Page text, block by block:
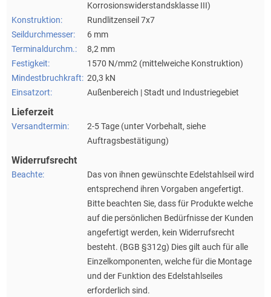
Korrosionswiderstandsklasse III)
Konstruktion:
Rundlitzenseil 7x7
Seildurchmesser:
6 mm
Terminaldurchm.:
8,2 mm
Festigkeit:
1570 N/mm2 (mittelweiche Konstruktion)
Mindestbruchkraft: 20,3 kN
Einsatzort:
Außenbereich | Stadt und Industriegebiet
Lieferzeit
Versandtermin:
2-5 Tage (unter Vorbehalt, siehe
Auftragsbestätigung)
Widerrufsrecht
Beachte:
Das von ihnen gewünschte Edelstahlseil wird
entsprechend ihren Vorgaben angefertigt.
Bitte beachten Sie, dass für Produkte welche
auf die persönlichen Bedürfnisse der Kunden
angefertigt werden, kein Widerrufsrecht
besteht. (BGB §312g) Dies gilt auch für alle
Einzelkomponenten, welche für die Montage
und der Funktion des Edelstahlseiles
erforderlich sind.